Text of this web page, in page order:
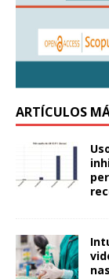
ARTÍCULOS